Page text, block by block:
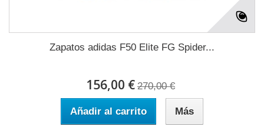
Zapatos adidas F50 Elite FG Spider...
156,00 € 270,00 €
Añadir al carrito Más